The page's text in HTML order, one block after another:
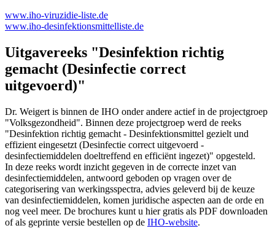
www.iho-viruzidie-liste.de
www.iho-desinfektionsmittelliste.de
Uitgavereeks "Desinfektion richtig
gemacht (Desinfectie correct
uitgevoerd)"
Dr. Weigert is binnen de IHO onder andere actief in de projectgroep
"Volksgezondheid". Binnen deze projectgroep werd de reeks
"Desinfektion richtig gemacht - Desinfektionsmittel gezielt und
effizient eingesetzt (Desinfectie correct uitgevoerd -
desinfectiemiddelen doeltreffend en efficiënt ingezet)" opgesteld.
In deze reeks wordt inzicht gegeven in de correcte inzet van
desinfectiemiddelen, antwoord geboden op vragen over de
categorisering van werkingsspectra, advies geleverd bij de keuze
van desinfectiemiddelen, komen juridische aspecten aan de orde en
nog veel meer. De brochures kunt u hier gratis als PDF downloaden
of als geprinte versie bestellen op de IHO-website.